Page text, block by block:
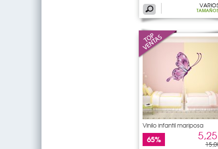
Vinilo infantil mariposa
65%